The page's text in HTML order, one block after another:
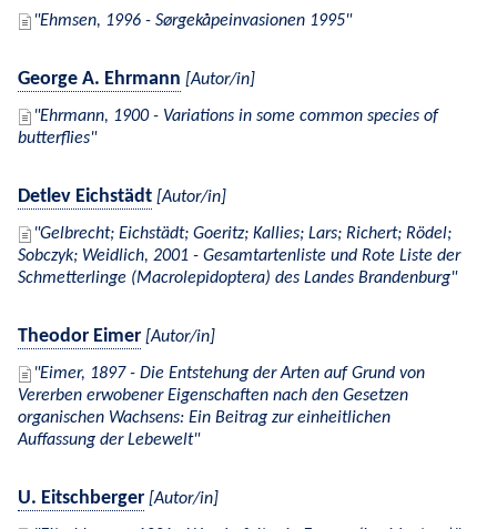
Ehmsen, 1996 - Sørgekåpeinvasionen 1995
George A. Ehrmann [Autor/in]
Ehrmann, 1900 - Variations in some common species of
butterflies
Detlev Eichstädt [Autor/in]
Gelbrecht; Eichstädt; Goeritz; Kallies; Lars; Richert; Rödel;
Sobczyk; Weidlich, 2001 - Gesamtartenliste und Rote Liste der
Schmetterlinge (Macrolepidoptera) des Landes Brandenburg
Theodor Eimer [Autor/in]
Eimer, 1897 - Die Entstehung der Arten auf Grund von
Vererben erwobener Eigenschaften nach den Gesetzen
organischen Wachsens: Ein Beitrag zur einheitlichen
Auffassung der Lebewelt
U. Eitschberger [Autor/in]